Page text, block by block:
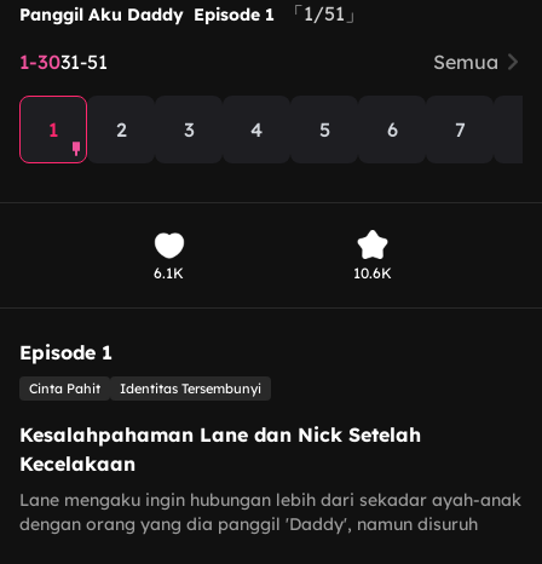
Panggil Aku Daddy Episode 1
「1/51」
1-3031-51 Semua
1 2 3 4 5 6 7
6.1K 10.6K
Episode 1
Cinta Pahit Identitas Tersembunyi
Kesalahpahaman Lane dan Nick Setelah
Kecelakaan
Lane mengaku ingin hubungan lebih dari sekadar ayah-anak
dengan orang yang dia panggil 'Daddy', namun disuruh